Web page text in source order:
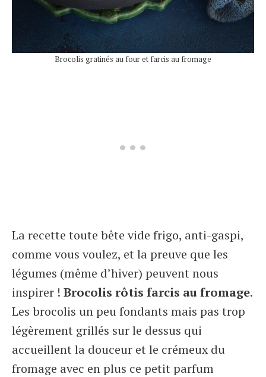
Brocolis gratinés au four et farcis au fromage
La recette toute bête vide frigo, anti-gaspi,
comme vous voulez, et la preuve que les
légumes (même d’hiver) peuvent nous
inspirer ! Brocolis rôtis farcis au fromage.
Les brocolis un peu fondants mais pas trop
légèrement grillés sur le dessus qui
accueillent la douceur et le crémeux du
fromage avec en plus ce petit parfum